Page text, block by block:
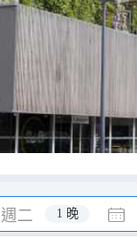
週二 1 晚